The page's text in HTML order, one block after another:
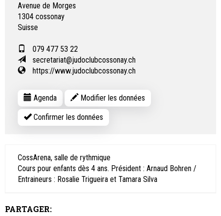
Avenue de Morges
1304 cossonay
Suisse
079 477 53 22
secretariat@judoclubcossonay.ch
https://www.judoclubcossonay.ch
Agenda Modifier les données
Confirmer les données
CossArena, salle de rythmique
Cours pour enfants dès 4 ans. Président : Arnaud Bohren /
Entraineurs : Rosalie Trigueira et Tamara Silva
PARTAGER: